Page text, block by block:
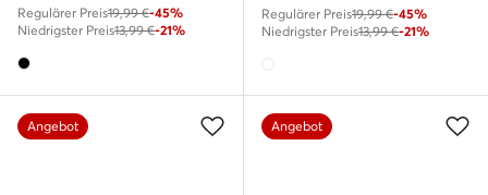
Regulärer Preis19,99 €-45%
Niedrigster Preis13,99 €-21%
Regulärer Preis19,99 €-45%
Niedrigster Preis13,99 €-21%
Angebot Angebot